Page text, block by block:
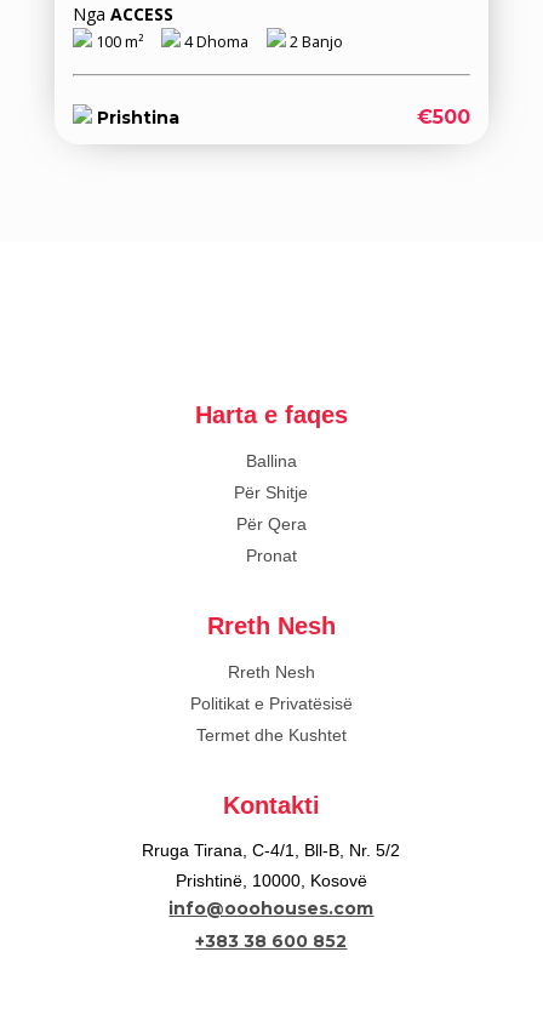
Nga ACCESS
100 m² 4 Dhoma 2 Banjo
Prishtina €500
Harta e faqes
Ballina
Për Shitje
Për Qera
Pronat
Rreth Nesh
Rreth Nesh
Politikat e Privatësisë
Termet dhe Kushtet
Kontakti
Rruga Tirana, C-4/1, Bll-B, Nr. 5/2
Prishtinë, 10000, Kosovë
info@ooohouses.com
+383 38 600 852